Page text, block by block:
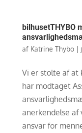
bilhusetTHYBO
af Katrine Thybo|
Vi er stolte af at
har modtaget
anerkendelse
ansvar for